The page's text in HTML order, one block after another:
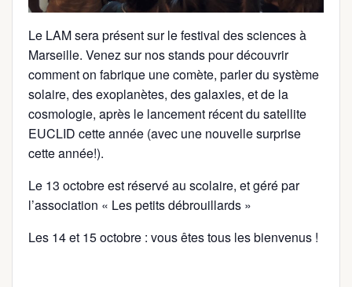
Le LAM sera présent sur le festival des sciences à
Marseille. Venez sur nos stands pour découvrir
comment on fabrique une comète, parler du système
solaire, des exoplanètes, des galaxies, et de la
cosmologie, après le lancement récent du satellite
EUCLID cette année (avec une nouvelle surprise
cette année!).
Le 13 octobre est réservé au scolaire, et géré par
l’association « Les petits débrouillards »
Les 14 et 15 octobre : vous êtes tous les bienvenus !